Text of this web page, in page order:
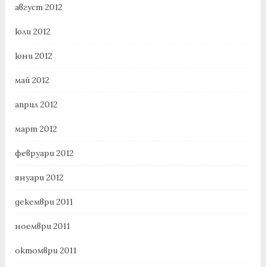
август 2012
юли 2012
юни 2012
май 2012
април 2012
март 2012
февруари 2012
януари 2012
декември 2011
ноември 2011
октомври 2011